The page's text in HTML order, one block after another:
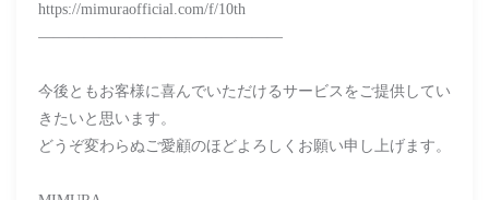
https://mimuraofficial.com/f/10th
――――――――――――――――
今後ともお客様に喜んでいただけるサービスをご提供してい
きたいと思います。
どうぞ変わらぬご愛顧のほどよろしくお願い申し上げます。